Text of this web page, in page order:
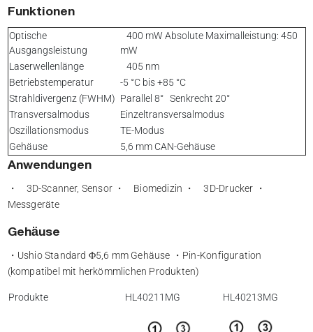
Funktionen
Optische
Ausgangsleistung
400 mW Absolute Maximalleistung: 450
mW
Laserwellenlänge
405 nm
Betriebstemperatur
-5 °C bis +85 °C
Strahldivergenz (FWHM) Parallel 8° Senkrecht 20°
Transversalmodus
Einzeltransversalmodus
Oszillationsmodus
TE-Modus
Gehäuse
5,6 mm CAN-Gehäuse
Anwendungen
・ 3D-Scanner, Sensor ・ Biomedizin ・ 3D-Drucker ・
Messgeräte
Gehäuse
・Ushio Standard Φ5,6 mm Gehäuse ・Pin-Konfiguration
(kompatibel mit herkömmlichen Produkten)
Produkte HL40211MG HL40213MG